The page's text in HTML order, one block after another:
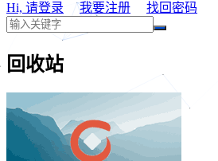
Hi, 请登录 我要注册 找回密码
回收站